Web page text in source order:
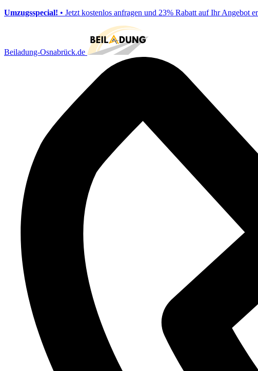
Umzugsspecial! • Jetzt kostenlos anfragen und 23% Rabatt auf Ihr Angebot
Beiladung-Osnabrück.de